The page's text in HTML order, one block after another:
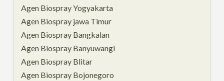
Agen Biospray Yogyakarta
Agen Biospray jawa Timur
Agen Biospray Bangkalan
Agen Biospray Banyuwangi
Agen Biospray Blitar
Agen Biospray Bojonegoro